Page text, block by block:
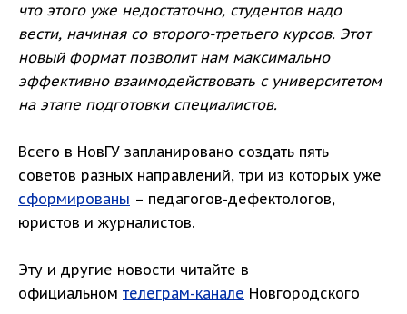
что этого уже недостаточно, студентов надо
вести, начиная со второго-третьего курсов. Этот
новый формат позволит нам максимально
эффективно взаимодействовать с университетом
на этапе подготовки специалистов.
Всего в НовГУ запланировано создать пять
советов разных направлений, три из которых уже
сформированы – педагогов-дефектологов,
юристов и журналистов.
Эту и другие новости читайте в
официальном телеграм-канале Новгородского